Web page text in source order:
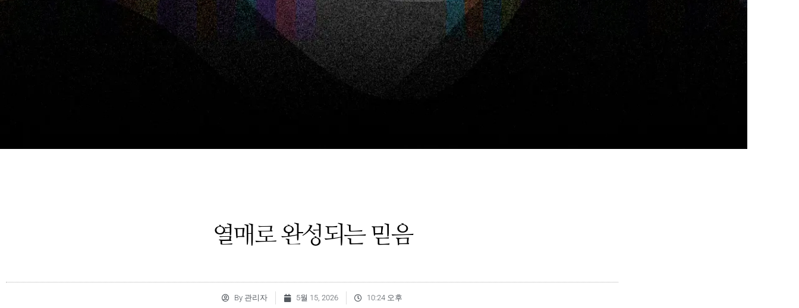
열매로 완성되는 믿음
By 관리자 5월 15, 2026 10:24 오후